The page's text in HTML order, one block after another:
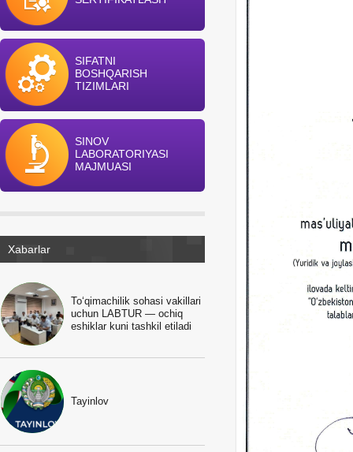
SIFATNI
BOSHQARISH
TIZIMLARI
SINOV
LABORATORIYASI
MAJMUASI
Xabarlar
To‘qimachilik sohasi vakillari
uchun LABTUR — ochiq
eshiklar kuni tashkil etiladi
Tayinlov